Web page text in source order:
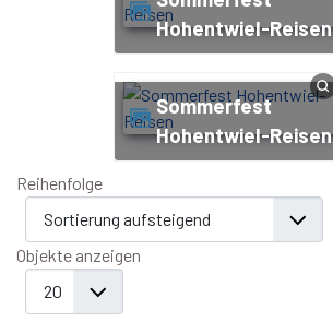
Hohentwiel-Reisen
Sommerfest
Hohentwiel-Reisen
Reihenfolge
Objekte anzeigen